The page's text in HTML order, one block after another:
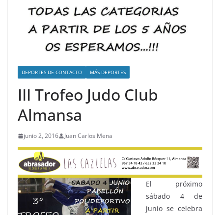
DEPORTES DE CONTACTO MÁS DEPORTES
III Trofeo Judo Club
Almansa
junio 2, 2016 Juan Carlos Mena
El próximo
sábado 4 de
junio se celebra